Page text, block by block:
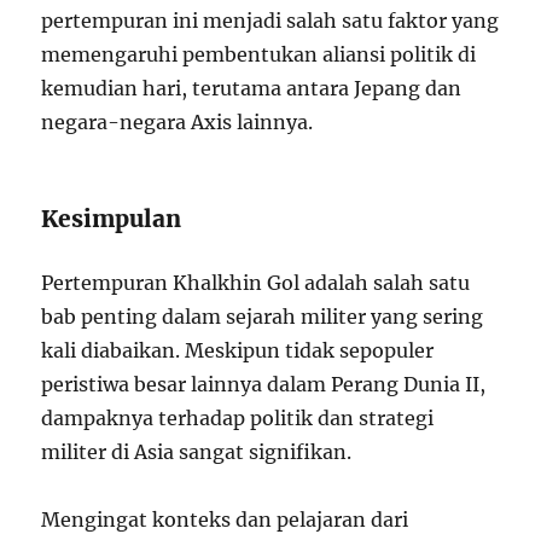
pertempuran ini menjadi salah satu faktor yang
memengaruhi pembentukan aliansi politik di
kemudian hari, terutama antara Jepang dan
negara-negara Axis lainnya.
Kesimpulan
Pertempuran Khalkhin Gol adalah salah satu
bab penting dalam sejarah militer yang sering
kali diabaikan. Meskipun tidak sepopuler
peristiwa besar lainnya dalam Perang Dunia II,
dampaknya terhadap politik dan strategi
militer di Asia sangat signifikan.
Mengingat konteks dan pelajaran dari